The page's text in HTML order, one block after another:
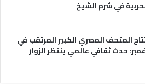
في شرم الشيخ
المتحف المصري الكبير المرتقب في
حدث ثقافي عالمي ينتظر الزوار